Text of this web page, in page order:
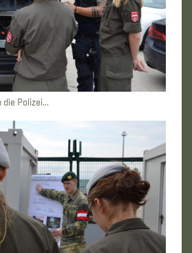
Polizei...